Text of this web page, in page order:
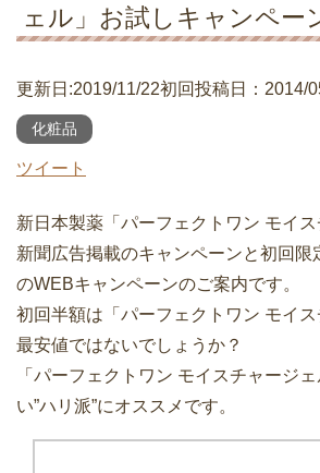
ェル」お試しキャンペー
更新日:2019/11/22初回投稿日：2014/
化粧品
ツイート
新日本製薬「パーフェクトワン モイ
新聞広告掲載のキャンペーンと初回限
のWEBキャンペーンのご案内です。
初回半額は「パーフェクトワン モイ
最安値ではないでしょうか？
「パーフェクトワン モイスチャージ
い”ハリ派”にオススメです。